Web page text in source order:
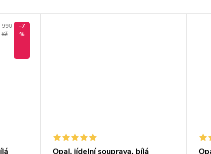
990
Kč
–7
%
Opal, jídelní souprava, bílá